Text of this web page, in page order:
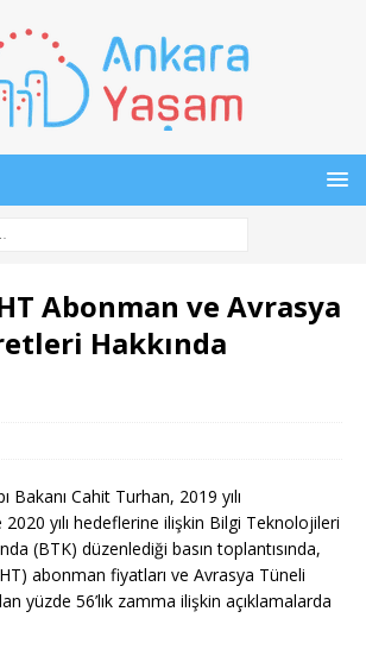
Abonman ve Avrasya
Hakkında
Bakanı Cahit Turhan, 2019 yılı
yılı hedeflerine ilişkin Bilgi Teknolojileri
(BTK) düzenlediği basın toplantısında,
abonman fiyatları ve Avrasya Tüneli
yüzde 56’lık zamma ilişkin açıklamalarda